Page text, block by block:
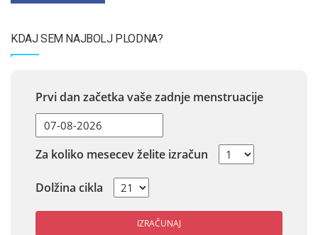
KDAJ SEM NAJBOLJ PLODNA?
Prvi dan začetka vaše zadnje menstruacije
Za koliko mesecev želite izračun
Dolžina cikla
IZRAČUNAJ